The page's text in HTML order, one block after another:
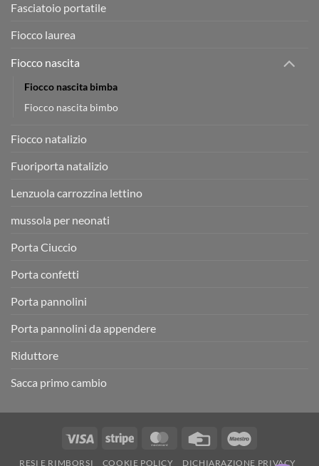
Fasciatoio portatile
Fiocco laurea
Fiocco nascita
Fiocco nascita bimba
Fiocco nascita bimbo
Fiocco natalizio
Fuoriporta natalizio
Lenzuola carrozzina lettino
mussola per neonati
Porta Ciuccio
Porta confetti
Porta pannolini
Porta pannolini da appendere
Riduttore
Sacca primo cambio
Visa Stripe MasterCardCredit
RESI E RIMBORSI COOKIE POLICY DICHIARAZIONE PRIVACY